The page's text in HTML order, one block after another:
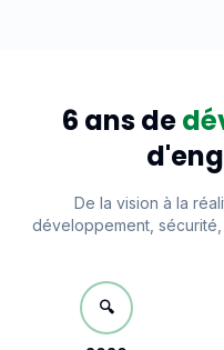
6 ans de
De la vision à la
développement,
🔍